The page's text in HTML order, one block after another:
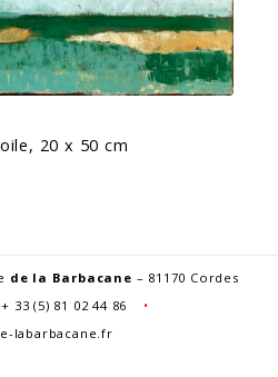
20 x 50 cm
de la Barbacane – 81170 Cordes
33 (5) 81 02 44 86
•
labarbacane.fr